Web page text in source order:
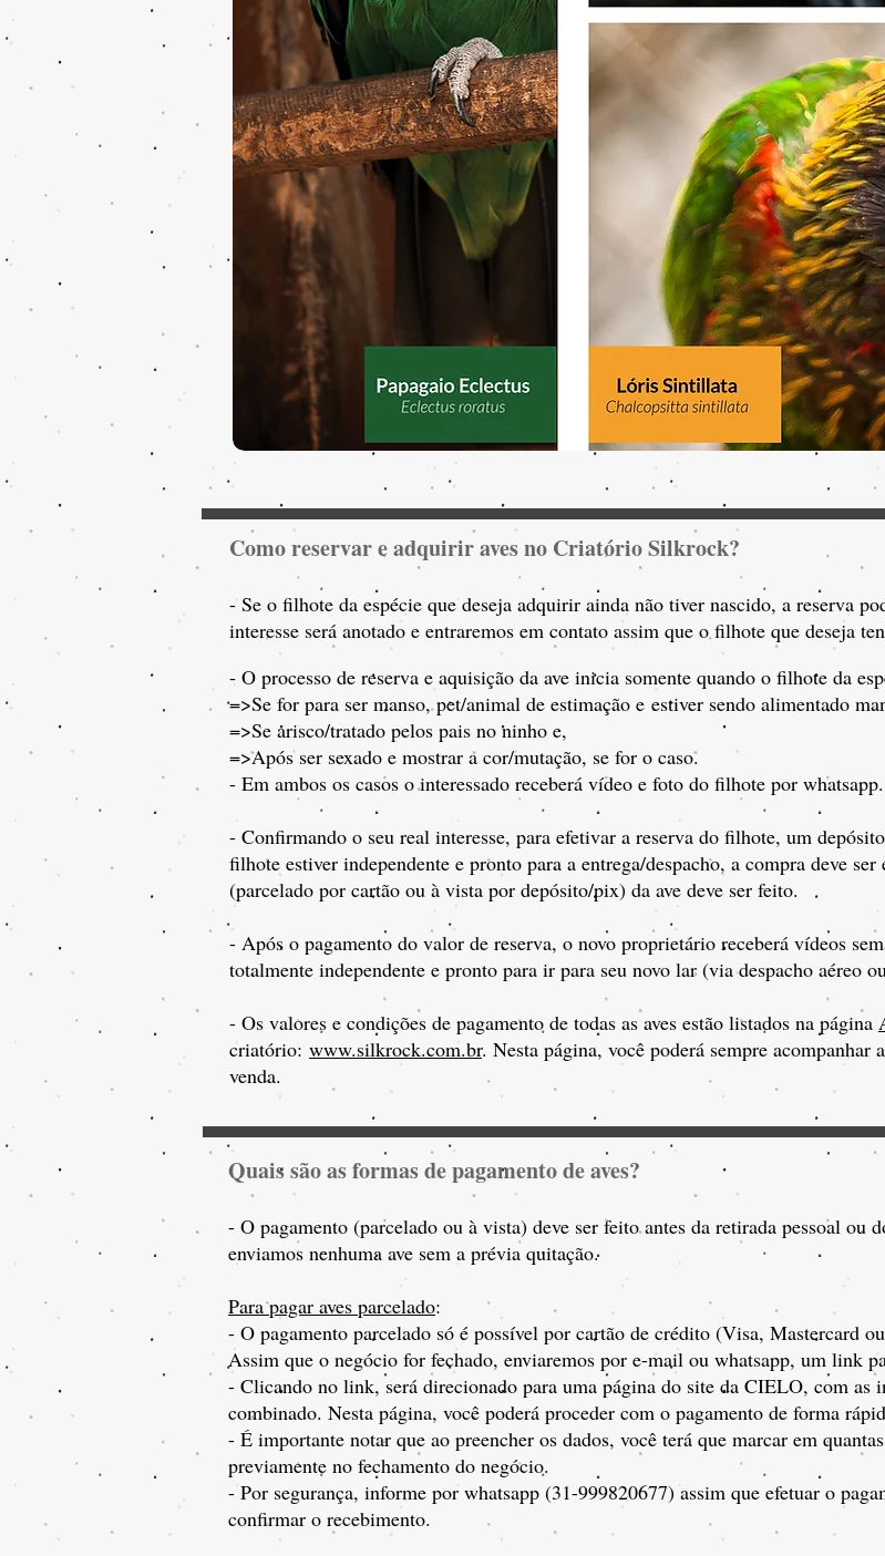
Como reservar e adquirir aves no Criatório Silkrock?
- Se o filhote da espécie que deseja adquirir ainda não tiver nascido, a reserva
interesse será anotado e entraremos em contato assim que o filhote que deseja
- O processo de reserva e aquisição da ave inicia somente quando o filhote da
=>Se for para ser manso, pet/animal de estimação e estiver sendo alimentado
=>Se arisco/tratado pelos pais no ninho e,
=>Após ser sexado e mostrar a cor/mutação, se for o caso.
- Em ambos os casos o interessado receberá vídeo e foto do filhote por whatsapp.
- Confirmando o seu real interesse, para efetivar a reserva do filhote, um
filhote estiver independente e pronto para a entrega/despacho, a compra deve
(parcelado por cartão ou à vista por depósito/pix) da ave deve ser feito.
- Após o pagamento do valor de reserva, o novo proprietário receberá vídeos
totalmente independente e pronto para ir para seu novo lar (via despacho aéreo
- Os valores e condições de pagamento de todas as aves estão listados na página
criatório: www.silkrock.com.br. Nesta página, você poderá sempre acompanhar
venda.
Quais são as formas de pagamento de aves?
- O pagamento (parcelado ou à vista) deve ser feito antes da retirada pessoal ou
enviamos nenhuma ave sem a prévia quitação.
Para pagar aves parcelado:
- O pagamento parcelado só é possível por cartão de crédito (Visa, Mastercard
Assim que o negócio for fechado, enviaremos por e-mail ou whatsapp, um link
- Clicando no link, será direcionado para uma página do site da CIELO, com as
combinado. Nesta página, você poderá proceder com o pagamento de forma
- É importante notar que ao preencher os dados, você terá que marcar em
previamente no fechamento do negócio.
- Por segurança, informe por whatsapp (31-999820677) assim que efetuar o
confirmar o recebimento.